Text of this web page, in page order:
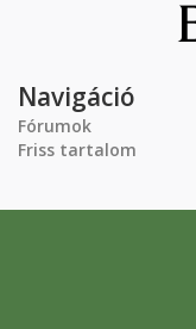
Navigáció
Fórumok
Friss tartalom